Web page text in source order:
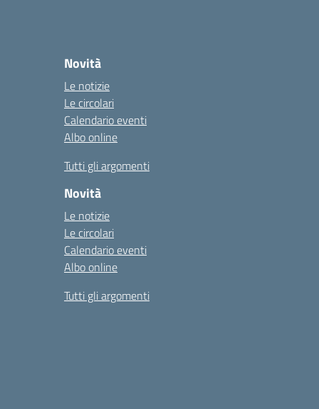
Novità
Le notizie
Le circolari
Calendario eventi
Albo online
Tutti gli argomenti
Novità
Le notizie
Le circolari
Calendario eventi
Albo online
Tutti gli argomenti